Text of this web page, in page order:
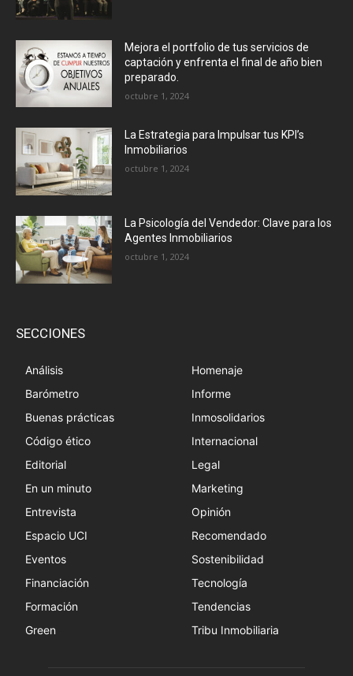
Mejora el portfolio de tus servicios de
captación y enfrenta el final de año bien
preparado.
octubre 1, 2024
La Estrategia para Impulsar tus KPI’s
Inmobiliarios
octubre 1, 2024
La Psicología del Vendedor: Clave para los
Agentes Inmobiliarios
octubre 1, 2024
SECCIONES
Análisis
Barómetro
Buenas prácticas
Código ético
Editorial
En un minuto
Entrevista
Espacio UCI
Eventos
Financiación
Formación
Green
Homenaje
Informe
Inmosolidarios
Internacional
Legal
Marketing
Opinión
Recomendado
Sostenibilidad
Tecnología
Tendencias
Tribu Inmobiliaria